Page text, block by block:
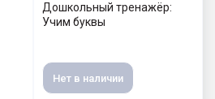
Дошкольный тренажёр:
Учим буквы
Нет в наличии